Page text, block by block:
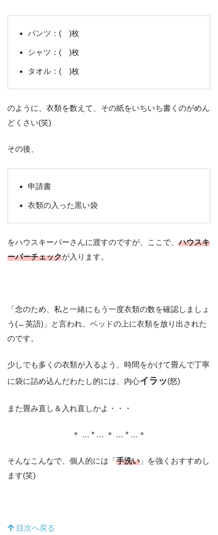
パンツ：( )枚
シャツ：( )枚
タオル：( )枚
のように、衣類を数えて、その紙をいちいち書くのがめん
どくさい(笑)
その後、
申請書
衣類の入った黒い袋
をハウスキーパーさんに渡すのですが、ここで、ハウスキ
ーパーチェックが入ります。
「念のため、私と一緒にもう一度衣類の数を確認しましょ
う(←英語)」と言われ、ベッドの上に衣類を放り出された
のです。
少しでも多くの衣類が入るよう、時間をかけて畳んで丁寧
に袋に詰め込んだわたし的には、内心イラッ(怒)
また畳み直し＆入れ直しかよ・・・
＊ … * … ＊ … * …＊
そんなこんなで、個人的には「 手洗い 」を強くおすすめし
ます(笑)
目次へ戻る